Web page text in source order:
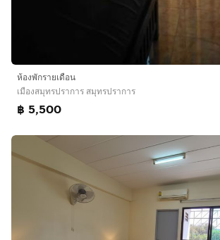
ห้องพักรายเดือน
เมืองสมุทรปราการ สมุทรปราการ
฿ 5,500